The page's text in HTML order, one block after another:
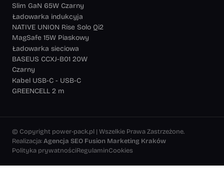
Slim GaN 65W Czarny
Ładowarka indukcyja
NATIVE UNION Rise Solo Qi2
MagSafe 15W Piaskowy
Ładowarka sieciowa
BASEUS CCXJ-B01 20W
Czarny
Kabel USB-C - USB-C
GREENCELL 2 m
© Copyright power-pack.pl | Wszelkie Prawa Zastrzeżone.
Realizacja:Agencja SEO Fusion Marketing Kraków
Polityka prywatnościRegulaminCookies